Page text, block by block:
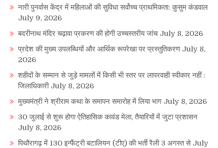
नारी पुनर्वास केंद्र में महिलाओं की सुविधा सर्वोच्च प्राथमिकता: कुसुम कंडवाल
July 9, 2026
बदरीनाथ मंदिर चढ़ावा प्रकरण की होगी उच्चस्तरीय जांच July 8, 2026
प्रदेश की मुख्य उपलब्धियों और आर्थिक रूपरेखा पर प्रस्तुतिकरण July 8,
2026
शहीदों के सम्मान से जुड़े मामलों में किसी भी स्तर पर लापरवाही स्वीकार नहीं :
जिलाधिकारी July 8, 2026
मुख्यमंत्री ने श्रीराम कथा के समापन समारोह में लिया भाग July 8, 2026
30 जुलाई से शुरू होगा ऐतिहासिक कावंड मेला, तैयारियों में जुटा प्रशासन
July 8, 2026
पिथौरागढ़ में 130 इन्फैंट्री बटालियन (टीए) की भर्ती रैली 3 अगस्त से July